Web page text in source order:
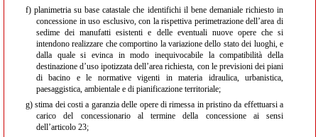
f) planimetria su base catastale che identifichi il bene demaniale richiesto in
concessione in uso esclusivo, con la rispettiva perimetrazione dell’area di
sedime dei manufatti esistenti e delle eventuali nuove opere che si
intendono realizzare che comportino la variazione dello stato dei luoghi, e
dalla quale si evinca in modo inequivocabile la compatibilità della
destinazione d’uso ipotizzata dell’area richiesta, con le previsioni dei piani
di bacino e le normative vigenti in materia idraulica, urbanistica,
paesaggistica, ambientale e di pianificazione territoriale;
g) stima dei costi a garanzia delle opere di rimessa in pristino da effettuarsi a
carico del concessionario al termine della concessione ai sensi
dell’articolo 23;